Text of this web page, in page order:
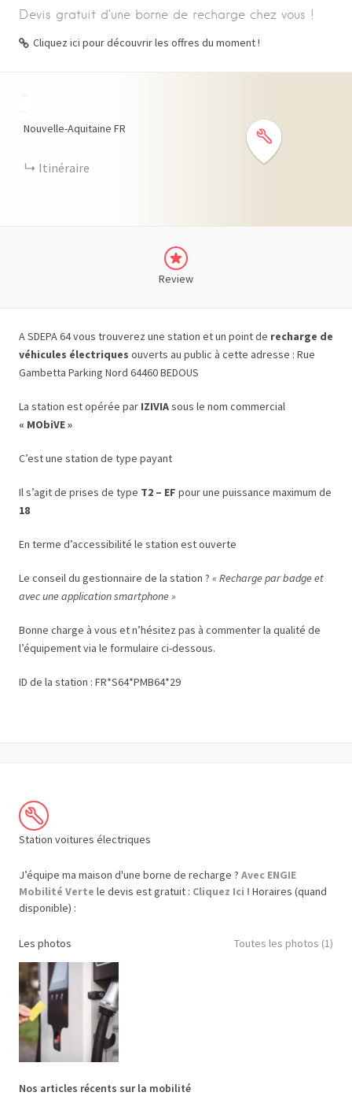
Devis gratuit d’une borne de recharge chez vous !
Cliquez ici pour découvrir les offres du moment !
Nouvelle-Aquitaine FR
Itinéraire
Review
A SDEPA 64 vous trouverez une station et un point de recharge de
véhicules électriques ouverts au public à cette adresse : Rue
Gambetta Parking Nord 64460 BEDOUS
La station est opérée par IZIVIAsous le nom commercial
« MObiVE »
C’est une station de type payant
Il s’agit de prises de type T2 – EF pour une puissance maximum de
18
En terme d’accessibilité le station est ouverte
Le conseil du gestionnaire de la station ? « Recharge par badge et
avec une application smartphone »
Bonne charge à vous et n’hésitez pas à commenter la qualité de
l’équipement via le formulaire ci-dessous.
ID de la station : FR*S64*PMB64*29
Station voitures électriques
J’équipe ma maison d'une borne de recharge ? Avec ENGIE
Mobilité Verte le devis est gratuit : Cliquez Ici ! Horaires (quand
disponible) :
Les photos Toutes les photos (1)
Nos articles récents sur la mobilité